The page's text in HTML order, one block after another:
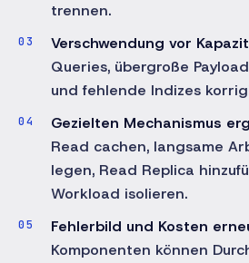
trennen.
Verschwendung vor
Queries, übergroße
und fehlende Indizes
Gezielten Mechanismus
Read cachen, langsame
legen, Read Replica
Workload isolieren.
Fehlerbild und Kosten
Komponenten können